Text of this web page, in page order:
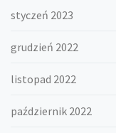
styczeń 2023
grudzień 2022
listopad 2022
październik 2022